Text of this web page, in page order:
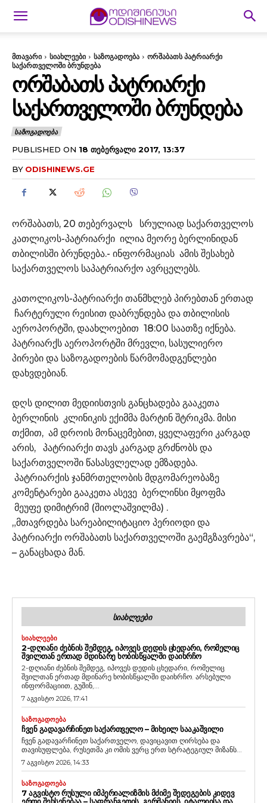
მთავარი სიახლეები საზოგადოება
ორშაბათს პატრიარქი
საქართველოში ბრუნდება
ᲝᲠᲨᲐᲑᲐᲗᲡ ᲞᲐᲢᲠᲘᲐᲠᲥᲘ
ᲡᲐᲥᲐᲠᲗᲕᲔᲚᲝᲨᲘ ᲑᲠᲣᲜᲓᲔᲑᲐ
ᲡᲐᲖᲝᲒᲐᲓᲝᲔᲑᲐ
PUBLISHED ON 18 ᲗᲔᲑᲔᲠᲕᲐᲚᲘ 2017, 13:37
BY ODISHINEWS.GE
ორშაბათს, 20 თებერვალს სრულიად საქართველოს
კათლიკოს-პატრიარქი ილია მეორე ბერლინიდან
თბილისში ბრუნდება.- ინფორმაციას ამის შესახებ
საქართველოს საპატრიარქო ავრცელებს.
კათოლიკოს-პატრიარქი თანმხლებ პირებთან ერთად
ჩარტერული რეისით დაბრუნდება და თბილისის
აეროპორტში, დაახლოებით 18:00 საათზე იქნება.
პატრიარქს აეროპორტში მრევლი, სასულიერო
პირები და საზოგადოების წარმომადგენლები
დახვდებიან.
დღს დილით მედიისთვის განცხადება გააკეთა
ბერლინის კლინიკის ექიმმა მარტინ შტრიკმა. მისი
თქმით, ამ დროის მონაცემებით, ყველაფერი კარგად
არის, პატრიარქი თავს კარგად გრძნობს და
საქართველოში წასასვლელად ემზადება.
პატრიარქის ჯანმრთელობის მდგომარეობაზე
კომენტარები გააკეთა ასევე ბერლინსი მყოფმა
მეუფე დიმიტრიმ (შიოლაშვილმა) .
„მთავრდება სარეაბილიტაციო პერიოდი და
პატრიარქი ორშაბათს საქართველოში გაემგზავრება“,
– განაცხადა მან.
ᲡᲘᲐᲮᲚᲔᲔᲑᲘ
ᲡᲘᲐᲮᲚᲔᲔᲑᲘ
2-ᲓᲦᲘᲐᲜᲘ ᲫᲔᲑᲜᲘᲡ ᲨᲔᲛᲓᲔᲒ, ᲘᲞᲝᲕᲔᲡ ᲓᲔᲓᲘᲡ ᲪᲮᲔᲓᲐᲠᲘ, ᲠᲝᲛᲔᲚᲘᲪ
ᲨᲕᲘᲚᲗᲐᲜ ᲔᲠᲗᲐᲓ ᲛᲓᲘᲜᲐᲠᲔ ᲮᲝᲑᲘᲡᲬᲧᲐᲚᲨᲘ ᲓᲐᲘᲮᲠᲩᲝ
2-დღიანი ძებნის შემდეგ, იპოვეს დედის ცხედარი, რომელიც
შვილთან ერთად მდინარე ხობისწყალში დაიხრჩო. არსებული
ინფორმაციით, გუშინ,...
7 აგვისტო 2026, 17:41
ᲡᲐᲖᲝᲒᲐᲓᲝᲔᲑᲐ
ᲩᲕᲔᲜ ᲒᲐᲓᲐᲕᲐᲠᲩᲘᲜᲔᲗ ᲡᲐᲥᲐᲠᲗᲕᲔᲚᲝ – ᲛᲘᲮᲔᲘᲚ ᲡᲐᲐᲙᲐᲨᲕᲘᲚᲘ
ჩვენ გადავარჩინეთ საქართველო, დავიცავით ღირსება და
თავისუფლება, რუსეთმა კი ომის ვერც ერთ სტრატეგიულ მიზანს...
7 აგვისტო 2026, 14:33
ᲡᲐᲖᲝᲒᲐᲓᲝᲔᲑᲐ
7 ᲐᲒᲕᲘᲡᲢᲝ ᲠᲣᲡᲣᲚᲘ ᲘᲛᲞᲔᲠᲘᲐᲚᲘᲖᲛᲘᲡ ᲛᲫᲘᲛᲔ ᲨᲔᲓᲔᲒᲔᲑᲘᲡ ᲙᲘᲓᲔᲕ
ᲔᲠᲗᲘ ᲨᲔᲮᲡᲔᲜᲔᲑᲐᲐ – ᲡᲐᲤᲠᲐᲜᲒᲔᲗᲘᲡ, ᲒᲔᲠᲛᲐᲜᲘᲘᲡ, ᲘᲢᲐᲚᲘᲘᲡᲐ ᲓᲐ